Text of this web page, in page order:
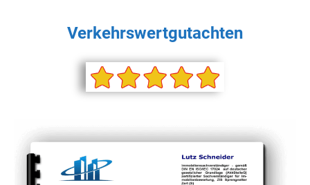
Verkehrswertgutachten